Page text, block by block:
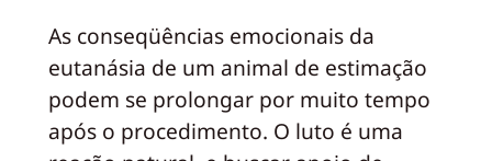
As conseqüências emocionais da
eutanásia de um animal de estimação
podem se prolongar por muito tempo
após o procedimento. O luto é uma